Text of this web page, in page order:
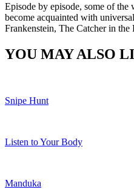
Episode by episode, some of
become acquainted with
Frankenstein, The Catcher in the
YOU MAY ALSO
Snipe Hunt
Listen to Your Body
Manduka